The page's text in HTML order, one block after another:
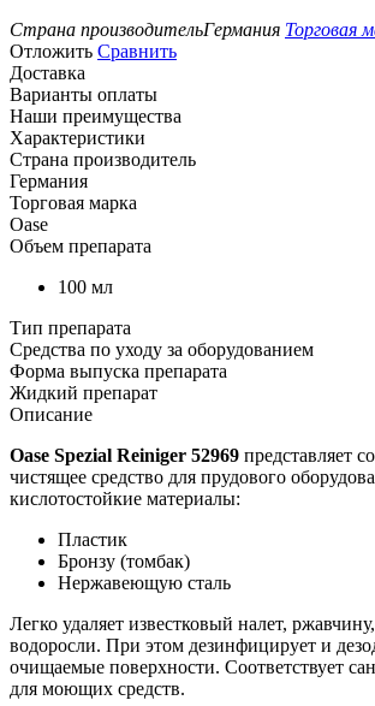
Страна производительГермания Торговая
Отложить Сравнить
Доставка
Варианты оплаты
Наши преимущества
Характеристики
Страна производитель
Германия
Торговая марка
Oase
Объем препарата
100 мл
Тип препарата
Средства по уходу за оборудованием
Форма выпуска препарата
Жидкий препарат
Описание
Oase Spezial Reiniger 52969 представляет
чистящее средство для прудового
кислотостойкие материалы:
Пластик
Бронзу (томбак)
Нержавеющую сталь
Легко удаляет известковый налет,
водоросли. При этом дезинфицирует и
очищаемые поверхности. Соответствует
для моющих средств.